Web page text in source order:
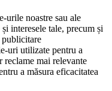
urile noastre sau ale
interesele tale, precum și
publicitare
uri utilizate pentru a
reclame mai relevante
a măsura eficacitatea